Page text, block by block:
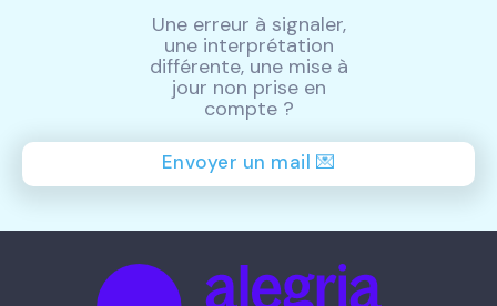
Une erreur à signaler,
une interprétation
différente, une mise à
jour non prise en
compte ?
Envoyer un mail 💌